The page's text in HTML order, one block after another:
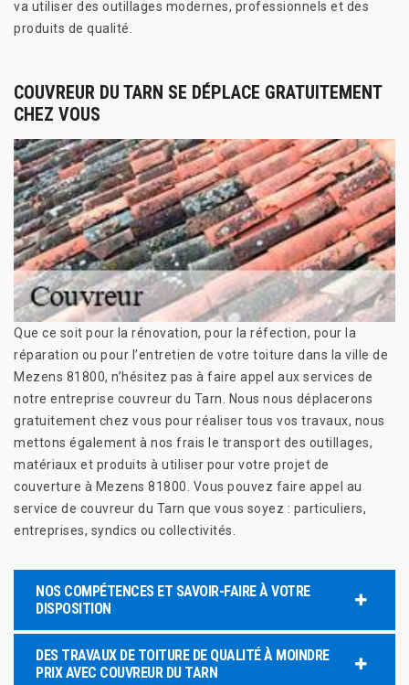
va utiliser des outillages modernes, professionnels et des
produits de qualité.
COUVREUR DU TARN SE DÉPLACE GRATUITEMENT
CHEZ VOUS
Que ce soit pour la rénovation, pour la réfection, pour la
réparation ou pour l’entretien de votre toiture dans la ville de
Mezens 81800, n’hésitez pas à faire appel aux services de
notre entreprise couvreur du Tarn. Nous nous déplacerons
gratuitement chez vous pour réaliser tous vos travaux, nous
mettons également à nos frais le transport des outillages,
matériaux et produits à utiliser pour votre projet de
couverture à Mezens 81800. Vous pouvez faire appel au
service de couvreur du Tarn que vous soyez : particuliers,
entreprises, syndics ou collectivités.
NOS COMPÉTENCES ET SAVOIR-FAIRE À VOTRE
DISPOSITION
DES TRAVAUX DE TOITURE DE QUALITÉ À MOINDRE
PRIX AVEC COUVREUR DU TARN